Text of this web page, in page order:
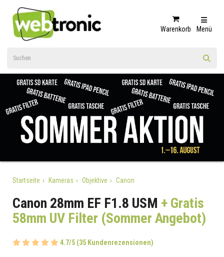
Warenkorb Menü
Startseite Kameras Objektive Canon
Canon 28mm EF F1.8 USM + Gratis
58mm UV Filter (Sommer Angebot)
4.7/5 (35 Kundenrezensionen)